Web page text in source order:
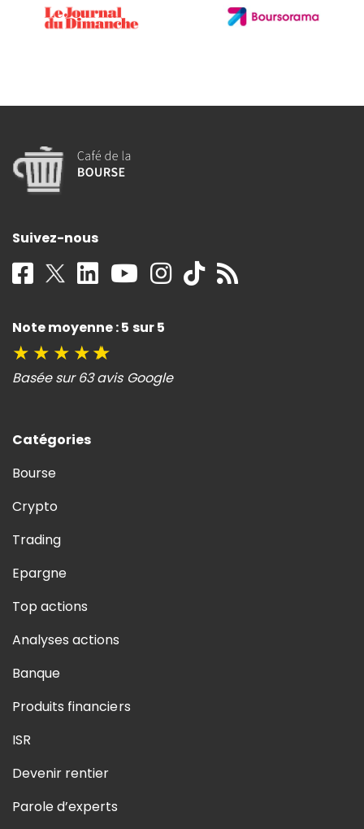
Suivez-nous
Note moyenne : 5 sur 5
★ ★ ★ ★★
Basée sur 63 avis Google
Catégories
Bourse
Crypto
Trading
Epargne
Top actions
Analyses actions
Banque
Produits financiers
ISR
Devenir rentier
Parole d’experts